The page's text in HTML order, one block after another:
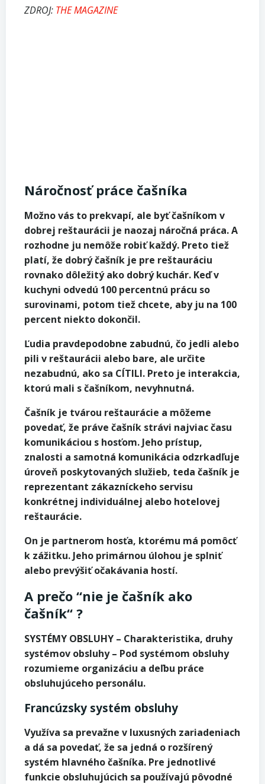
ZDROJ: THE MAGAZINE
Náročnosť práce čašníka
Možno vás to prekvapí, ale byť čašníkom v
dobrej reštaurácii je naozaj náročná práca. A
rozhodne ju nemôže robiť každý. Preto tiež
platí, že dobrý čašník je pre reštauráciu
rovnako dôležitý ako dobrý kuchár. Keď v
kuchyni odvedú 100 percentnú prácu so
surovinami, potom tiež chcete, aby ju na 100
percent niekto dokončil.
Ľudia pravdepodobne zabudnú, čo jedli alebo
pili v reštaurácii alebo bare, ale určite
nezabudnú, ako sa CÍTILI. Preto je interakcia,
ktorú mali s čašníkom, nevyhnutná.
Čašník je tvárou reštaurácie a môžeme
povedať, že práve čašník strávi najviac času
komunikáciou s hosťom. Jeho prístup,
znalosti a samotná komunikácia odzrkadľuje
úroveň poskytovaných služieb, teda čašník je
reprezentant zákazníckeho servisu
konkrétnej individuálnej alebo hotelovej
reštaurácie.
On je partnerom hosťa, ktorému má pomôcť
k zážitku. Jeho primárnou úlohou je splniť
alebo prevýšiť očakávania hostí.
A prečo “nie je čašník ako
čašník“ ?
SYSTÉMY OBSLUHY – Charakteristika, druhy
systémov obsluhy – Pod systémom obsluhy
rozumieme organizáciu a deľbu práce
obsluhujúceho personálu.
Francúzsky systém obsluhy
Využíva sa prevažne v luxusných zariadeniach
a dá sa povedať, že sa jedná o rozšírený
systém hlavného čašníka. Pre jednotlivé
funkcie obsluhujúcich sa používajú pôvodné